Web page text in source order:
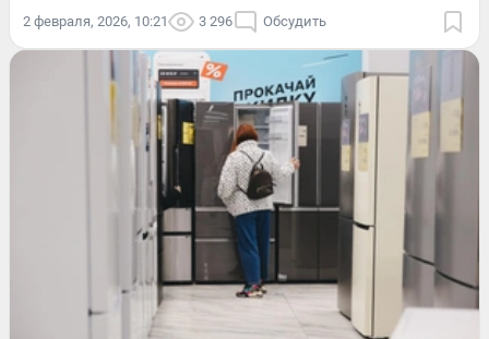
2 февраля, 2026, 10:21 3 296 Обсудить